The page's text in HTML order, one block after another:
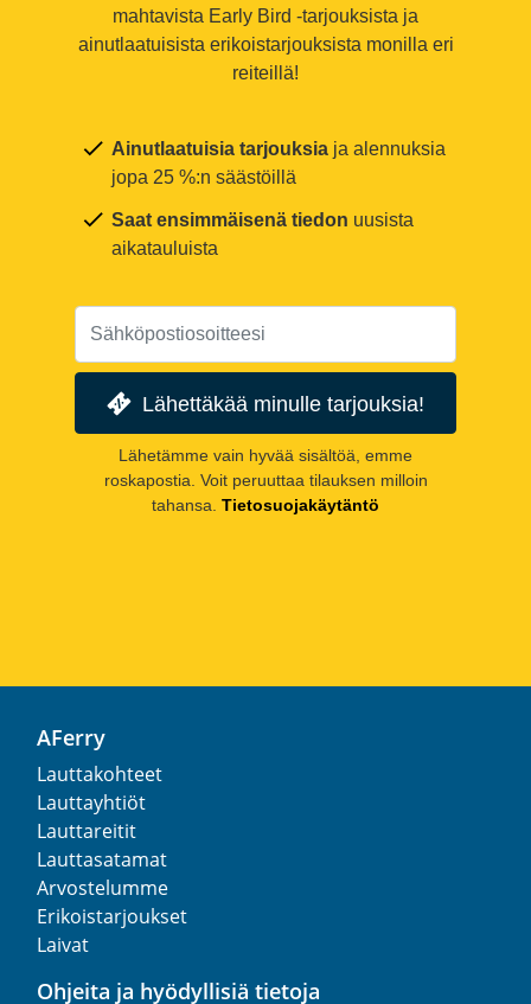
mahtavista Early Bird -tarjouksista ja
ainutlaatuisista erikoistarjouksista monilla eri
reiteillä!
Ainutlaatuisia tarjouksia ja alennuksia
jopa 25 %:n säästöillä
Saat ensimmäisenä tiedon uusista
aikatauluista
Lähettäkää minulle tarjouksia!
Lähetämme vain hyvää sisältöä, emme
roskapostia. Voit peruuttaa tilauksen milloin
tahansa. Tietosuojakäytäntö
AFerry
Lauttakohteet
Lauttayhtiöt
Lauttareitit
Lauttasatamat
Arvostelumme
Erikoistarjoukset
Laivat
Ohjeita ja hyödyllisiä tietoja